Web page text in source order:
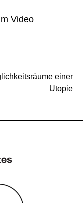
Video
einer
Utopie